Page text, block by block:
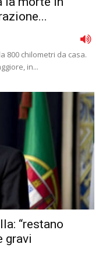
800 chilometri da casa.
in...
“restano
gravi